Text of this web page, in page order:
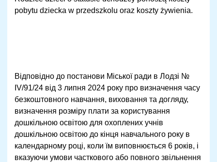
pobytu dziecka w przedszkolu oraz koszty żywienia.
Відповідно до постанови Міської ради в Лодзі №
IV/91/24 від 3 липня 2024 року про визначення часу
безкоштовного навчання, виховання та догляду,
визначення розміру плати за користування
дошкільною освітою для охоплених учнів
дошкільною освітою до кінця навчального року в
календарному році, коли їм виповнюється 6 років, і
вказуючи умови часткового або повного звільнення